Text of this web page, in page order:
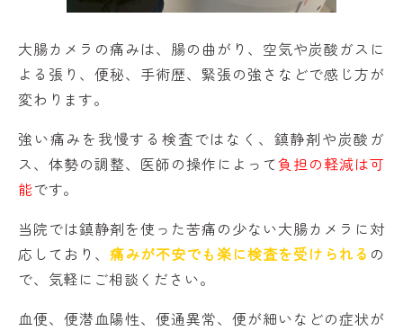
大腸カメラの痛みは、腸の曲がり、空気や炭酸ガスに
よる張り、便秘、手術歴、緊張の強さなどで感じ方が
変わります。
強い痛みを我慢する検査ではなく、鎮静剤や炭酸ガ
ス、体勢の調整、医師の操作によって負担の軽減は可
能です。
当院では鎮静剤を使った苦痛の少ない大腸カメラに対
応しており、痛みが不安でも楽に検査を受けられる の
で、気軽にご相談ください。
血便、便潜血陽性、便通異常、便が細いなどの症状が